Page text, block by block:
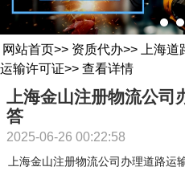
网站首页>> 资质代办>> 上海道
运输许可证>> 查看详情
上海金山注册物流公司
答
2025-06-26 00:22:58
上海金山注册物流公司办理道路运